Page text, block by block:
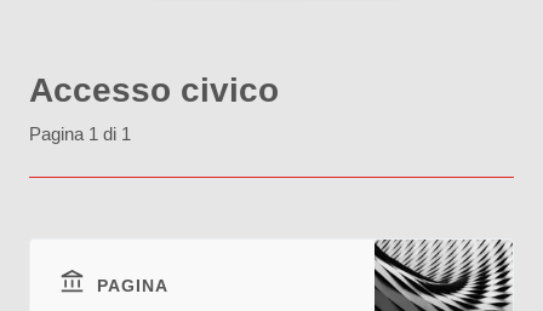
Accesso civico
Pagina 1 di 1
PAGINA